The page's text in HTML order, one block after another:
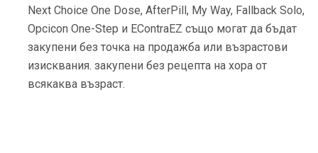
Next Choice One Dose, AfterPill, My Way, Fallback Solo,
Opcicon One-Step и EContraEZ също могат да бъдат
закупени без точка на продажба или възрастови
изисквания. закупени без рецепта на хора от
всякаква възраст.